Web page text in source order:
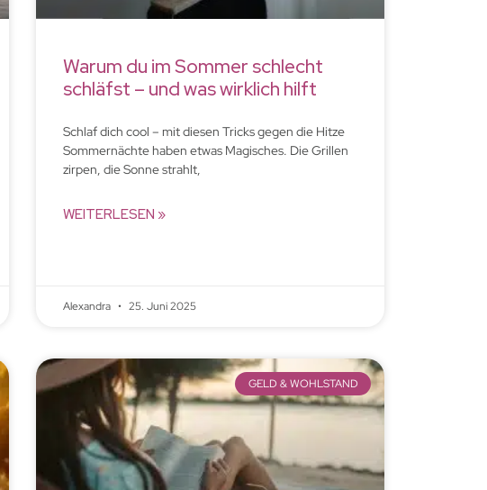
Warum du im Sommer schlecht
schläfst – und was wirklich hilft
Schlaf dich cool – mit diesen Tricks gegen die Hitze
Sommernächte haben etwas Magisches. Die Grillen
zirpen, die Sonne strahlt,
WEITERLESEN »
Alexandra 25. Juni 2025
GELD & WOHLSTAND